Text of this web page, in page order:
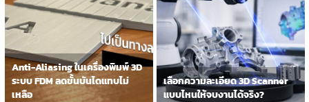
Anti-Aliasing ในเครื่องพิมพ์ 3D
ระบบ FDM ลดขั้นบันไดแทบไม่
เหลือ
เลือกความละเอียด 3D Scanner
แบบไหนให้จบงานได้จริง?